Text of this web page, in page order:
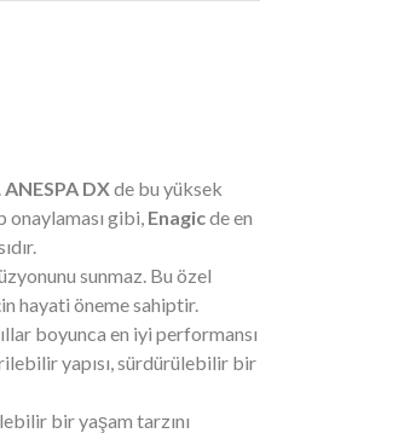
ANESPA DXde bu yüksek
onaylaması gibi, Enagicde en
sunmaz. Bu özel
hayati öneme sahiptir.
boyunca en iyi performansı
yapısı, sürdürülebilir bir
bir yaşam tarzını